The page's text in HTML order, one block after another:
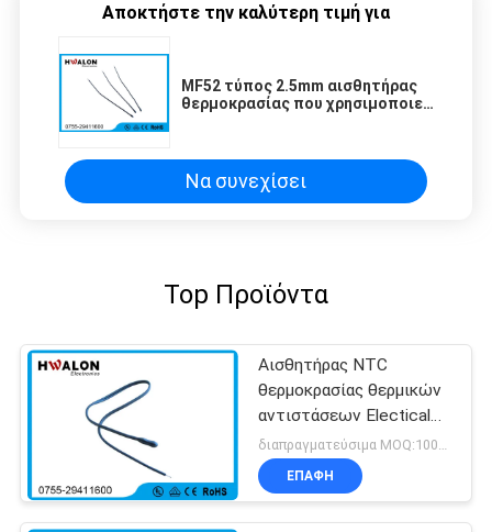
Αποκτήστε την καλύτερη τιμή για
MF52 τύπος 2.5mm αισθητήρας
θερμοκρασίας που χρησιμοποιεί
Να συνεχίσει
Top Προϊόντα
Αισθητήρας NTC
θερμοκρασίας θερμικών
αντιστάσεων Electical
υπολογιστών συνήθειας
με την εποξική χάντρα
διαπραγματεύσιμα MOQ:1000pcs
ΕΠΑΦΉ